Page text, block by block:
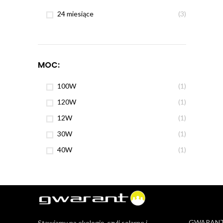
24 miesiące (3)
MOC:
100W
(1)
120W
(1)
12W
(1)
30W
(1)
40W
(1)